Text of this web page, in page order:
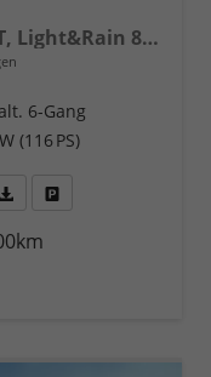
Selection FRONT+LANE ASSIST, Light&Rain 8" Entertainment, virtuelles Cockpit, Climatronic, Parksensoren, Sitzhzg., 16" ALU uvm.
6-Gang
(116 PS)
Datei,